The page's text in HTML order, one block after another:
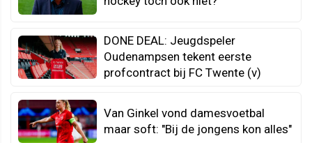
DONE DEAL: Jeugdspeler
Oudenampsen tekent eerste
profcontract bij FC Twente (v)
Van Ginkel vond damesvoetbal
maar soft: "Bij de jongens kon alles"